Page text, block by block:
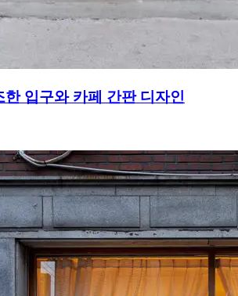
한 입구와 카페 간판 디자인